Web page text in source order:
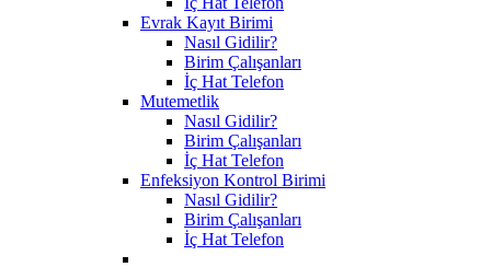
Evrak Kayıt Birimi
Nasıl Gidilir?
Birim Çalışanları
İç Hat Telefon
Mutemetlik
Nasıl Gidilir?
Birim Çalışanları
İç Hat Telefon
Enfeksiyon Kontrol Birimi
Nasıl Gidilir?
Birim Çalışanları
İç Hat Telefon